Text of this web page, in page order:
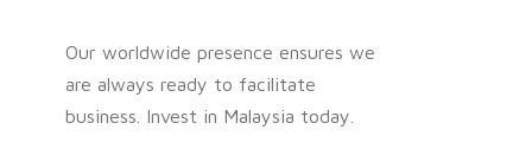
Our worldwide presence ensures we
are always ready to facilitate
business. Invest in Malaysia today.